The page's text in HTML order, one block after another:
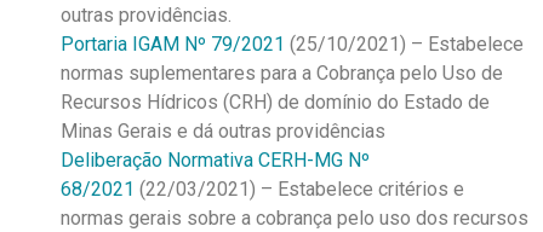
outras providências.
Portaria IGAM Nº 79/2021 (25/10/2021) – Estabelece
normas suplementares para a Cobrança pelo Uso de
Recursos Hídricos (CRH) de domínio do Estado de
Minas Gerais e dá outras providências
Deliberação Normativa CERH-MG Nº
68/2021 (22/03/2021) – Estabelece critérios e
normas gerais sobre a cobrança pelo uso dos recursos